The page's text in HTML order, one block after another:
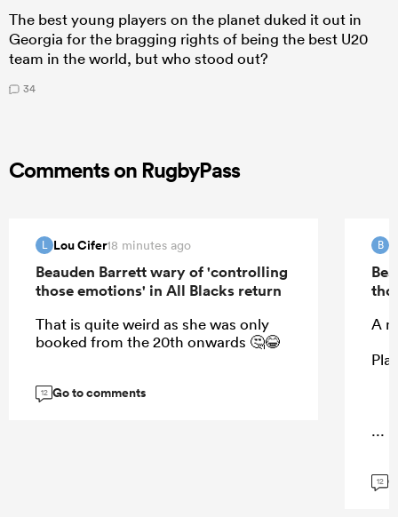
The best young players on the planet duked it out in
Georgia for the bragging rights of being the best U20
team in the world, but who stood out?
34
Comments on RugbyPass
L Lou Cifer18 minutes ago
Beauden Barrett wary of 'controlling
those emotions' in All Blacks return
That is quite weird as she was only
booked from the 20th onwards 🤔😂
12 Go to comments
B
A
...
12